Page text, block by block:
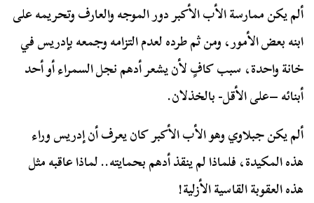
ألم يكن ممارسة الأب الأكبر دور الموجه والعارف وتحريمه على
ابنه بعض الأمور، ومن ثم طرده لعدم التزامه وجمعه بإدريس في
خانة واحدة، سبب كافٍ لأن يشعر أدهم نجل السمراء أو أحد
أبنائه –على الأقل- بالخذلان.
ألم يكن جبلاوي وهو الأب الأكبر كان يعرف أن إدريس وراء
هذه المكيدة، فلماذا لم ينقذ أدهم بحمايته.. لماذا عاقبه مثل
هذه العقوبة القاسية الأزلية!